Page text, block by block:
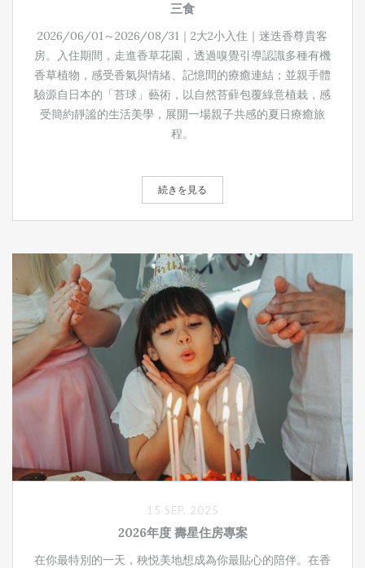
三食
2026/06/01～2026/08/31｜2大2小入住｜迷迭香尊貴客
房。入住期間，走進香草花園，透過嗅覺引導認識多種有機
香草植物，感受香氣與情緒、記憶間的療癒連結；並親手體
驗源自日本的「苔球」藝術，以自然苔蘚包覆綠意植栽，感
受簡約靜謐的生活美學，展開一場親子共感的夏日療癒旅
程。
続きを見る
2026年度 壽星住房專案
在你最特別的一天，秧悦美地想成為你最貼心的陪伴。在香
15 SEP, 2025